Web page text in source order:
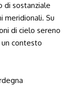
di sostanziale
meridionali. Su
di cielo sereno
contesto